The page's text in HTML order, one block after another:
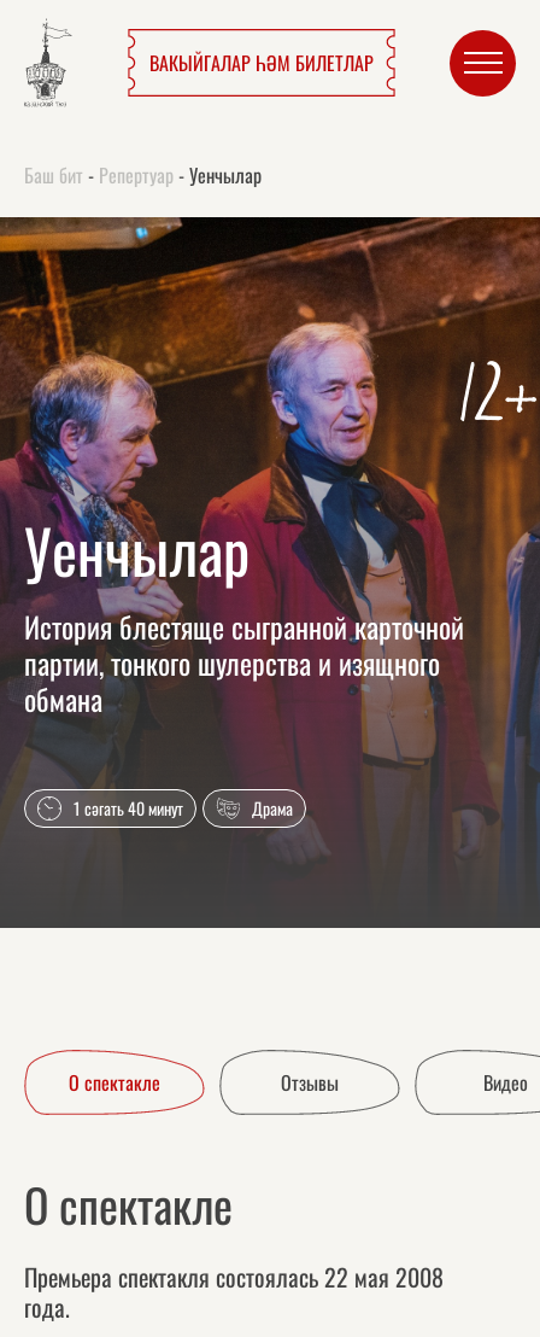
ВАКЫЙГАЛАР ҺӘМ БИЛЕТЛАР
Баш бит - Репертуар-Уенчылар
12+
Уенчылар
История блестяще сыгранной карточной
партии, тонкого шулерства и изящного
обмана
1 сәгать 40 минут Драма
О спектакле Отзывы Видео
О спектакле
Премьера спектакля состоялась 22 мая 2008
года.